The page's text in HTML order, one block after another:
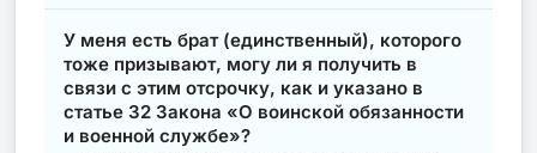
У меня есть брат (единственный), которого
тоже призывают, могу ли я получить в
связи с этим отсрочку, как и указано в
статье 32 Закона «О воинской обязанности
и военной службе»?